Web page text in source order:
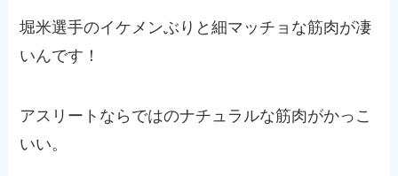
堀米選手のイケメンぶりと細マッチョな筋肉が凄
いんです！
アスリートならではのナチュラルな筋肉がかっこ
いい。